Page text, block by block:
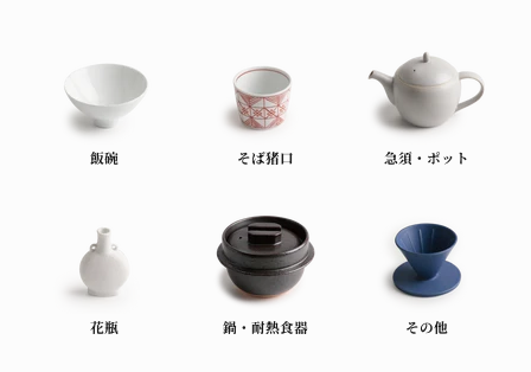
飯碗 そば猪口 急須・ポット
花瓶 鍋・耐熱食器 その他